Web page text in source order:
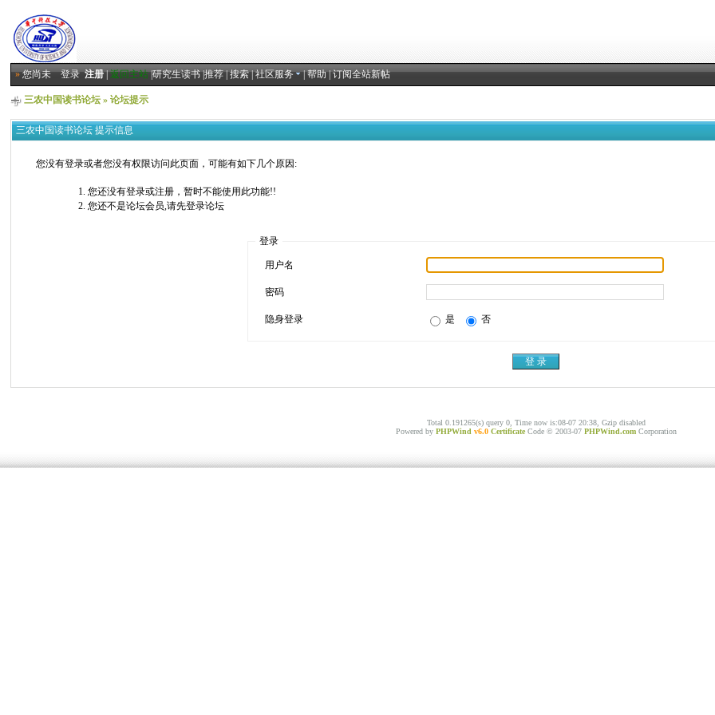
»您尚未登录 注册|返回主站|研究生读书|推荐|搜索|社区服务 |帮助|订阅全站新帖
三农中国读书论坛 » 论坛提示
三农中国读书论坛 提示信息
您没有登录或者您没有权限访问此页面，可能有如下几个原因:
您还没有登录或注册，暂时不能使用此功能!!
您还不是论坛会员,请先登录论坛
登录
用户名
密码
隐身登录 是 否
Total 0.191265(s) query 0, Time now is:08-07 20:38, Gzip disabled
Powered by PHPWind v6.0 Certificate Code © 2003-07 PHPWind.com Corporation